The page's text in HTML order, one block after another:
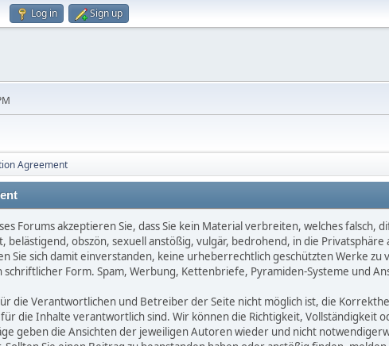
Log in Sign up
Agreement
Forums akzeptieren Sie, dass Sie kein Material verbreiten, welches falsch,
belästigend, obszön, sexuell anstößig, vulgär, bedrohend, in die
Sie sich damit einverstanden, keine urheberrechtlich geschützten Werke
schriftlicher Form. Spam, Werbung, Kettenbriefe, Pyramiden-Systeme und
die Verantwortlichen und Betreiber der Seite nicht möglich ist, die
die Inhalte verantwortlich sind. Wir können die Richtigkeit,
geben die Ansichten der jeweiligen Autoren wieder und nicht